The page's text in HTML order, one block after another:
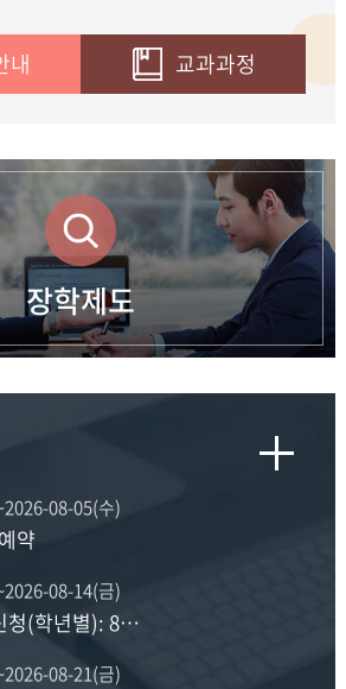
내 교과과정
장학제도
08-05(수)
약
08-14(금)
제2학기 수강신청(학년별): 8.7.(4학년), 8.10.(3학년), 8.11.(2학년), 8.12.(1학년), 8.13~14(전학년 공통)
08-21(금)